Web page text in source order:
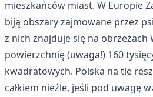
mieszkańców miast. W Europie
biją obszary zajmowane przez
z nich znajduje się na obrzeżach
powierzchnię (uwaga!) 160
kwadratowych. Polska na tle
całkiem nieźle, jeśli pod uwagę